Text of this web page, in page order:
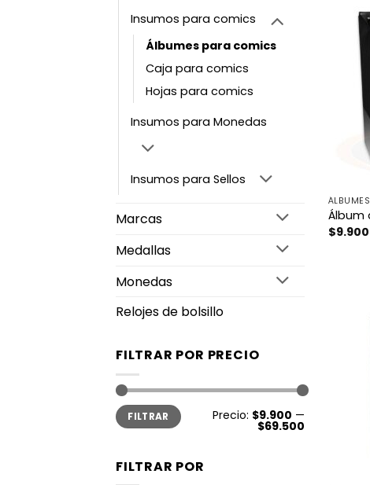
Insumos para comics
Álbumes para comics
Caja para comics
Hojas para comics
Insumos para Monedas
Insumos para Sellos
Marcas
Medallas
Monedas
Relojes de bolsillo
FILTRAR POR PRECIO
Precio
mínimo
Precio
máximo
FILTRAR Precio: $9.900 —
$69.500
FILTRAR POR
Álbum
$9.900